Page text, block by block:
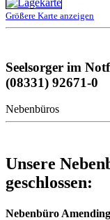
Größere Karte anzeigen
Seelsorger im
(08331) 92671-0
Nebenbüros
Unsere
geschlossen:
Nebenbüro